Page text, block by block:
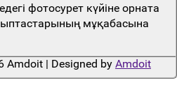
фотосурет күйіне орната
мұқабасына
Amdoit | Designed by Amdoit